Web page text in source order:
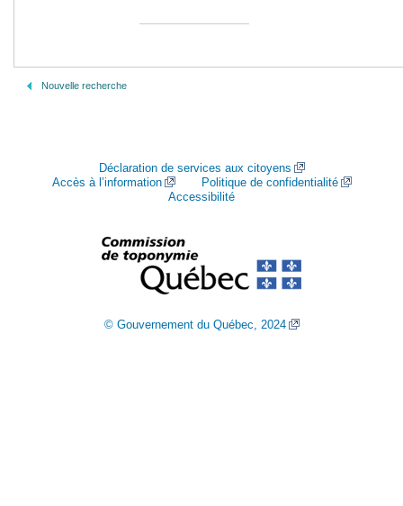
Nouvelle recherche
Déclaration de services aux citoyens
Accès à l’information
Politique de confidentialité
Accessibilité
© Gouvernement du Québec, 2024